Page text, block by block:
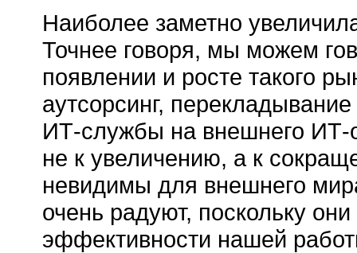
Наиболее заметно
Точнее говоря, мы можем
появлении и росте такого
аутсорсинг,
ИТ-службы на внешнего ИТ-
не к увеличению, а к
невидимы для внешнего
очень радуют, поскольку
эффективности нашей